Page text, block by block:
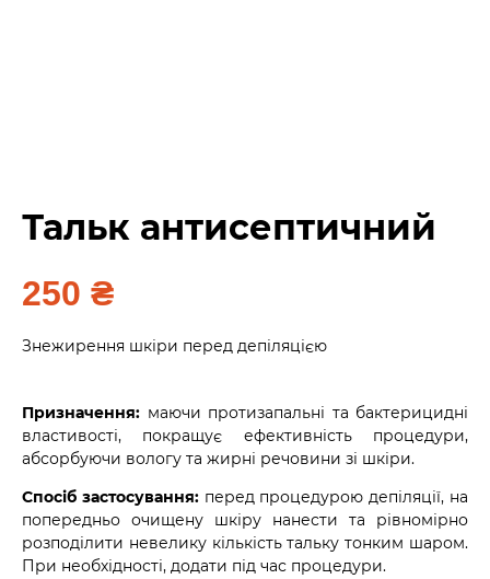
Тальк антисептичний
250 ₴
Знежирення шкіри перед депіляцією
Призначення: маючи протизапальні та бактерицидні
властивості, покращує ефективність процедури,
абсорбуючи вологу та жирні речовини зі шкіри.
Спосіб застосування:перед процедурою депіляції, на
попередньо очищену шкіру нанести та рівномірно
розподілити невелику кількість тальку тонким шаром.
При необхідності, додати під час процедури.